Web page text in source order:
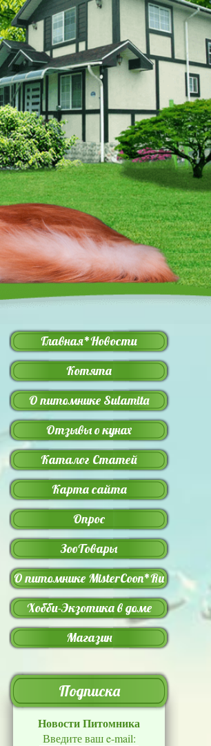
Главная*Новости
Котята
О питомнике Sulamita
Отзывы о кунах
Каталог Статей
Карта сайта
Опрос
ЗооТовары
О питомнике MisterCoon*Ru
Хобби-Экзотика в доме
Магазин
Подписка
Новости Питомника
Введите ваш e-mail: